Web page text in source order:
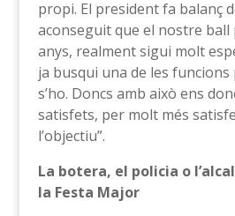
propi. El president fa balanç
aconseguit que el nostre ball
anys, realment sigui molt
ja busqui una de les
s’ho. Doncs amb això ens
satisfets, per molt més
l’objectiu”.
La botera, el policia o
la Festa Major